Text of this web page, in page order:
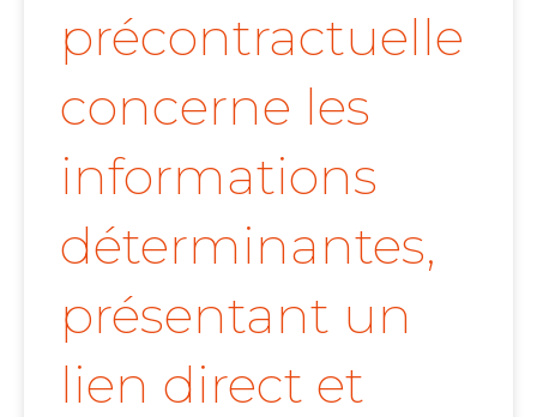
précontractuelle
concerne les
informations
déterminantes,
présentant un
lien direct et